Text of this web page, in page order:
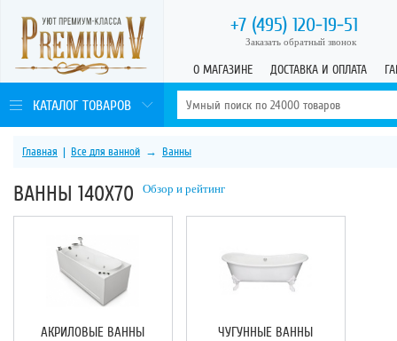
+7 (495) 120-19-51
Заказать обратный звонок
О МАГАЗИНЕ ДОСТАВКА И ОПЛАТА
КАТАЛОГ ТОВАРОВ
Главная | Все для ванной → Ванны
ВАННЫ 140Х70 Обзор и рейтинг
АКРИЛОВЫЕ ВАННЫ ЧУГУННЫЕ ВАННЫ